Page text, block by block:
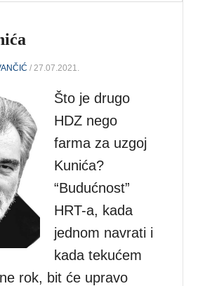
/ 27.07.2021.
Što je drugo
HDZ nego
farma za uzgoj
Kunića?
“Budućnost”
HRT-a, kada
jednom navrati i
kada tekućem
rok, bit će upravo